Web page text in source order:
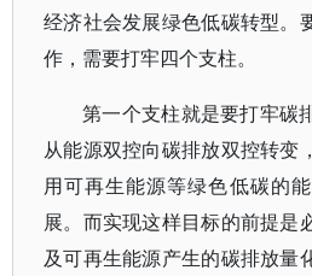
经济社会发展绿色低碳转型。
作，需要打牢四个支柱。
第一个支柱就是要打牢碳
从能源双控向碳排放双控转变
用可再生能源等绿色低碳的
展。而实现这样目标的前提是
及可再生能源产生的碳排放量